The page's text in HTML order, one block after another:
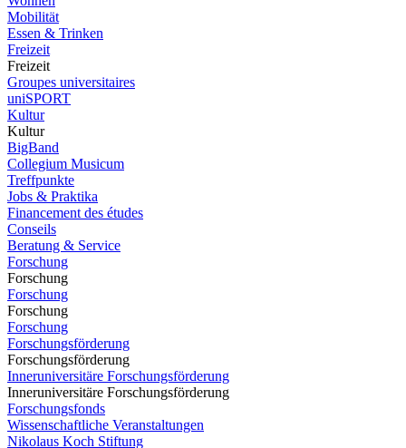
Mobilität
Essen & Trinken
Freizeit
Freizeit
Groupes universitaires
uniSPORT
Kultur
Kultur
BigBand
Collegium Musicum
Treffpunkte
Jobs & Praktika
Financement des études
Conseils
Beratung & Service
Forschung
Forschung
Forschung
Forschung
Forschung
Forschungsförderung
Forschungsförderung
Inneruniversitäre Forschungsförderung
Inneruniversitäre Forschungsförderung
Forschungsfonds
Wissenschaftliche Veranstaltungen
Nikolaus Koch Stiftung